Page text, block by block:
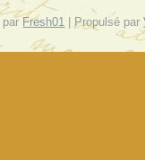
par Fresh01 | Propulsé par